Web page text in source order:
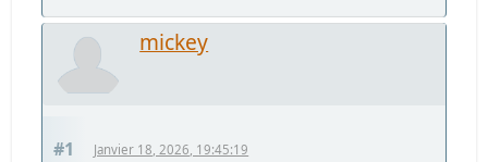
mickey
#1 Janvier 18, 2026, 19:45:19